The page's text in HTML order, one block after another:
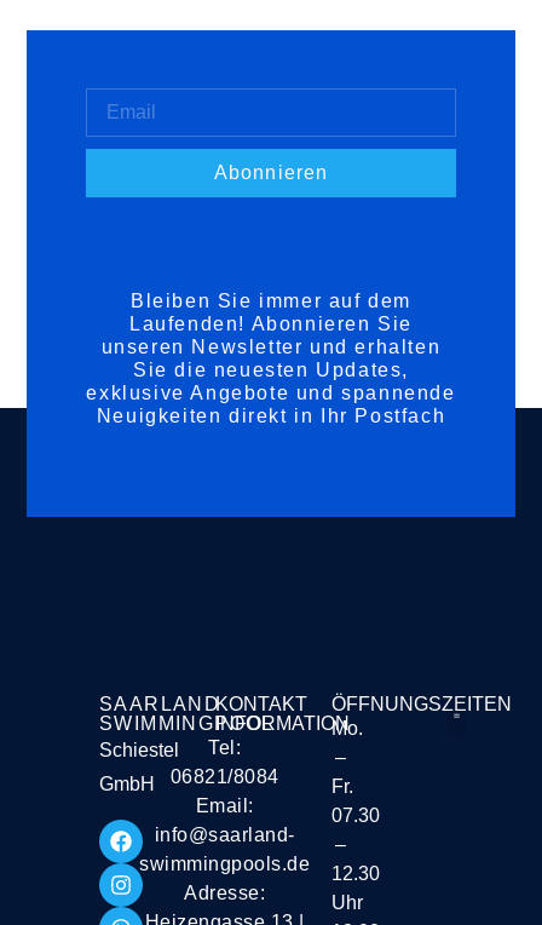
Bleiben Sie immer auf dem
Laufenden! Abonnieren Sie
unseren Newsletter und erhalten
Sie die neuesten Updates,
exklusive Angebote und spannende
Neuigkeiten direkt in Ihr Postfach
Abonnieren
SAARLAND
SWIMMINGPOOL
Schiestel
GmbH
KONTAKT
INFORMATION
Tel:
06821/8084
Email:
info@saarland-
swimmingpools.de
Adresse:
ÖFFNUNGSZEITEN
Mo.
–
Fr.
07.30
–
12.30
Uhr